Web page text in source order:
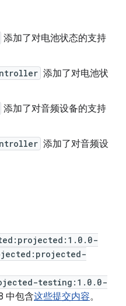
添加了对电池状态的支持
添加了对电池状
添加了对音频设备的支持
添加了对音频设
testing:1.0.0-
中包含这些提交内容。